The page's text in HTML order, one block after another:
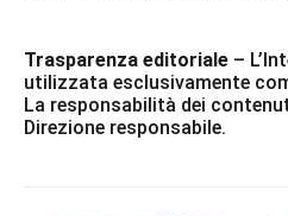
Trasparenza editoriale –
utilizzata esclusivamente
La responsabilità dei
Direzione responsabile.